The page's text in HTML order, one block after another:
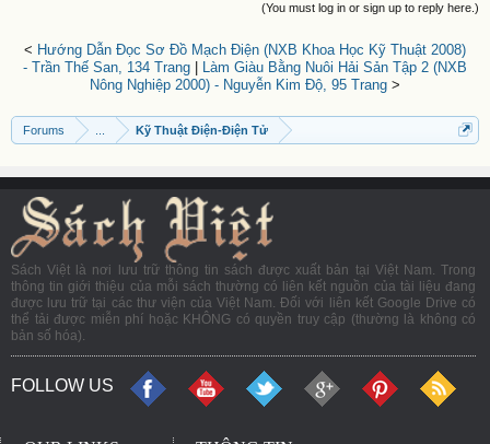
(You must log in or sign up to reply here.)
< Hướng Dẫn Đọc Sơ Đồ Mạch Điện (NXB Khoa Học Kỹ Thuật 2008)
- Trần Thế San, 134 Trang
Làm Giàu Bằng Nuôi Hải Sản Tập 2 (NXB
Nông Nghiệp 2000) - Nguyễn Kim Độ, 95 Trang >
Forums Kỹ Thuật Điện-Điện Tử
Sách Việt là nơi lưu trữ thông tin sách được xuất bản tại Việt Nam. Trong
thông tin giới thiệu của mỗi sách thường có liên kết nguồn của tài liệu đang
được lưu trữ tại các thư viện của Việt Nam. Đối với liên kết Google Drive có
thể tải được miễn phí hoặc KHÔNG có quyền truy cập (thường là không có
bản số hóa).
FOLLOW US